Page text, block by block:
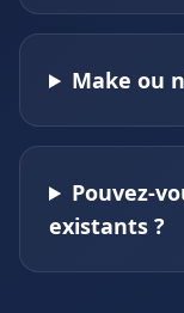
Make ou
Pouvez-
existants ?